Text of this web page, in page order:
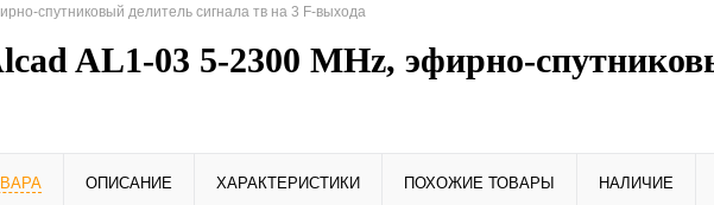
спутниковый делитель сигнала тв на 3 F-выхода
AL1-03 5-2300 MHz, эфирно-
ОПИСАНИЕ ХАРАКТЕРИСТИКИ ПОХОЖИЕ ТОВАРЫ НАЛИЧИЕ